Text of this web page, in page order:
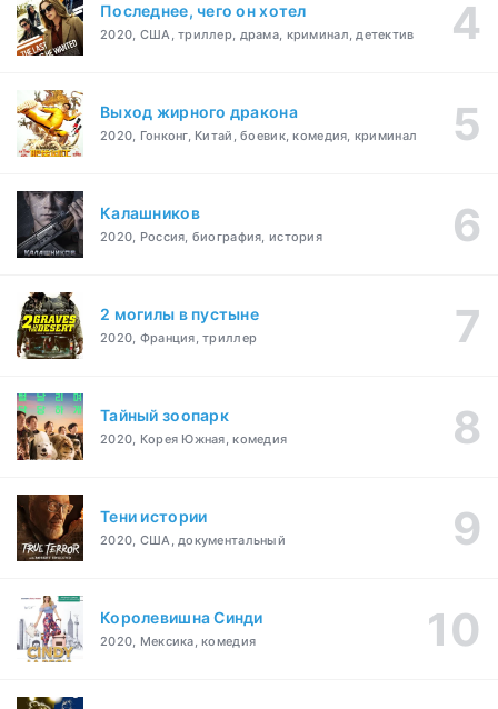
Последнее, чего он хотел
2020, США, триллер, драма, криминал, детектив
Выход жирного дракона
2020, Гонконг, Китай, боевик, комедия, криминал
Калашников
2020, Россия, биография, история
2 могилы в пустыне
2020, Франция, триллер
Тайный зоопарк
2020, Корея Южная, комедия
Тени истории
2020, США, документальный
Королевишна Синди
2020, Мексика, комедия